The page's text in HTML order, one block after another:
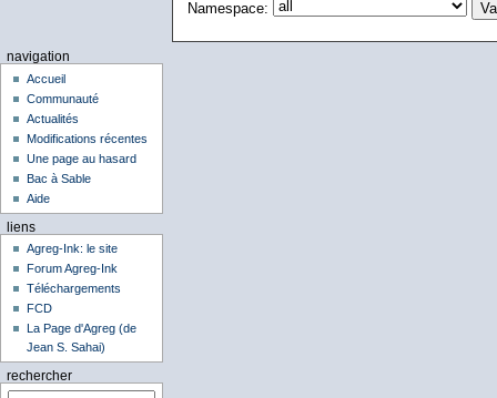
Namespace:
navigation
Accueil
Communauté
Actualités
Modifications récentes
Une page au hasard
Bac à Sable
Aide
liens
Agreg-Ink: le site
Forum Agreg-Ink
Téléchargements
FCD
La Page d'Agreg (de
Jean S. Sahai)
rechercher